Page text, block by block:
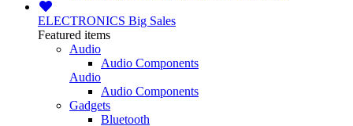
ELECTRONICS Big Sales
Featured items
Audio
Audio Components
Audio
Audio Components
Gadgets
Bluetooth